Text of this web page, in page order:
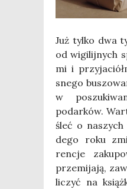
Już tyl­ko dwa
od wigi­lij­nych
mi i
sne­go
w
podar­ków.
śleć o
de­go roku
ren­cje
prze­mi­ja­ją,
liczyć na